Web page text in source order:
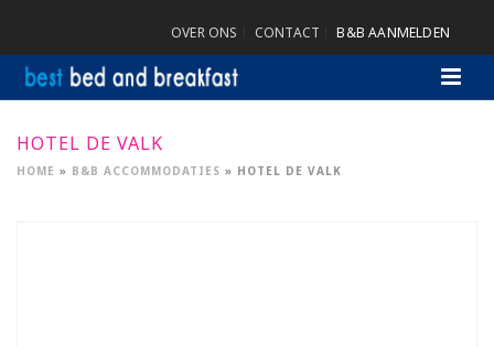
OVER ONS CONTACT B&B AANMELDEN
HOTEL DE VALK
HOME » B&B ACCOMMODATIES » HOTEL DE VALK